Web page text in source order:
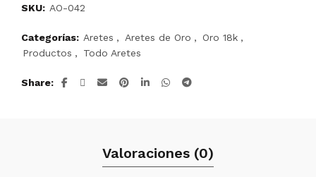
SKU: AO-042
Categorías: Aretes , Aretes de Oro , Oro 18k ,
Productos , Todo Aretes
Share
Valoraciones (0)